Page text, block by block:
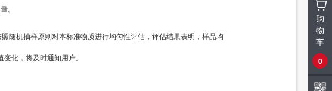
。
随机抽样原则对本标准物质进行均匀性评估，评估结果表明，样品均
化，将及时通知用户。
购
物
车
0